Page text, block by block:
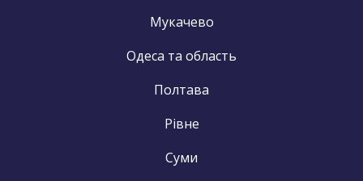
Мукачево
Одеса та область
Полтава
Рівне
Суми